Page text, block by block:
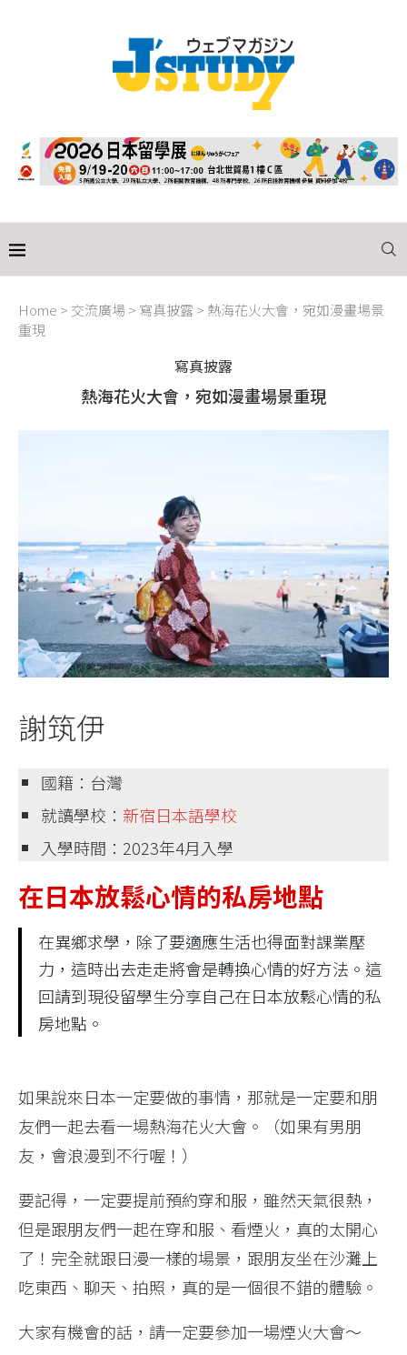
Home > 交流廣場 > 寫真披露 > 熱海花火大會，宛如漫畫場景
重現
寫真披露
熱海花火大會，宛如漫畫場景重現
謝筑伊
國籍：台灣
就讀學校： 新宿日本語學校
入學時間：2023年4月入學
在日本放鬆心情的私房地點
在異鄉求學，除了要適應生活也得面對課業壓
力，這時出去走走將會是轉換心情的好方法。這
回請到現役留學生分享自己在日本放鬆心情的私
房地點。
如果說來日本一定要做的事情，那就是一定要和朋
友們一起去看一場熱海花火大會。（如果有男朋
友，會浪漫到不行喔！）
要記得，一定要提前預約穿和服，雖然天氣很熱，
但是跟朋友們一起在穿和服、看煙火，真的太開心
了！完全就跟日漫一樣的場景，跟朋友坐在沙灘上
吃東西、聊天、拍照，真的是一個很不錯的體驗。
大家有機會的話，請一定要參加一場煙火大會～